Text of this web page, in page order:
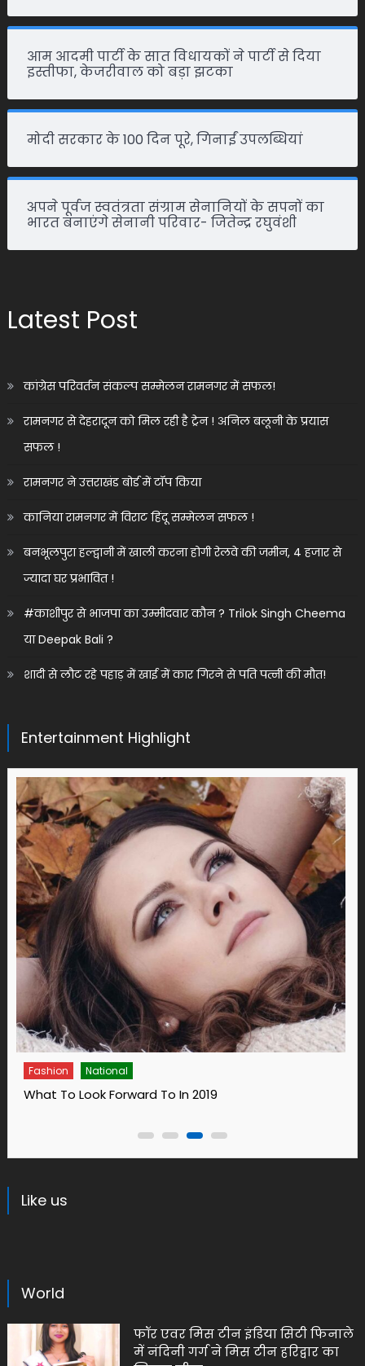
आम आदमी पार्टी के सात विधायकों ने पार्टी से दिया
इस्तीफा, केजरीवाल को बड़ा झटका
मोदी सरकार के 100 दिन पूरे, गिनाईं उपलब्धियां
अपने पूर्वज स्वतंत्रता संग्राम सेनानियों के सपनों का
भारत बनाएंगे सेनानी परिवार- जितेन्द्र रघुवंशी
Latest Post
कांग्रेस परिवर्तन संकल्प सम्मेलन रामनगर में सफल!
रामनगर से देहरादून को मिल रही है ट्रेन ! अनिल बलूनी के प्रयास
सफल !
रामनगर ने उत्तराखंड बोर्ड में टॉप किया
कानिया रामनगर में विराट हिंदू सम्मेलन सफल !
बनभूलपुरा हल्द्वानी में खाली करना होगी रेलवे की जमीन, 4 हजार से
ज्यादा घर प्रभावित !
#काशीपुर से भाजपा का उम्मीदवार कौन ? Trilok Singh Cheema
या Deepak Bali ?
शादी से लौट रहे पहाड़ में खाई में कार गिरने से पति पत्नी की मौत!
Entertainment Highlight
Fashion National
What To Look Forward To In 2019
Like us
World
फॉर एवर मिस टीन इंडिया सिटी फिनाले
में नंदिनी गर्ग ने मिस टीन हरिद्वार का